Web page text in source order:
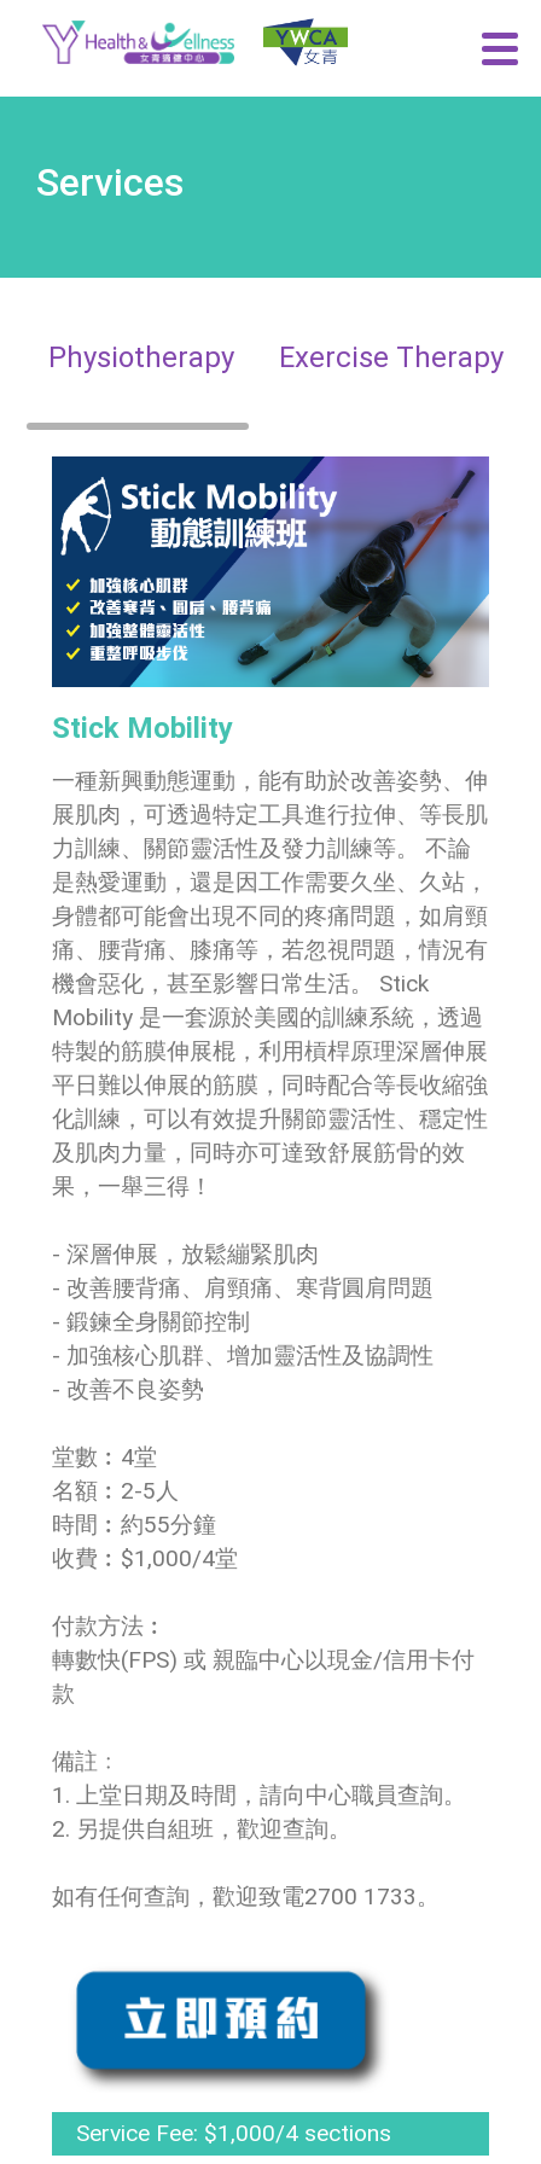
Services
Physiotherapy Exercise Therapy
Stick Mobility
一種新興動態運動，能有助於改善姿勢、伸
展肌肉，可透過特定工具進行拉伸、等長肌
力訓練、關節靈活性及發力訓練等。 不論
是熱愛運動，還是因工作需要久坐、久站，
身體都可能會出現不同的疼痛問題，如肩頸
痛、腰背痛、膝痛等，若忽視問題，情況有
機會惡化，甚至影響日常生活。 Stick
Mobility 是一套源於美國的訓練系統，透過
特製的筋膜伸展棍，利用槓桿原理深層伸展
平日難以伸展的筋膜，同時配合等長收縮強
化訓練，可以有效提升關節靈活性、穩定性
及肌肉力量，同時亦可達致舒展筋骨的效
果，一舉三得！
- 深層伸展，放鬆繃緊肌肉
- 改善腰背痛、肩頸痛、寒背圓肩問題
- 鍛鍊全身關節控制
- 加強核心肌群、增加靈活性及協調性
- 改善不良姿勢
堂數︰4堂
名額︰2-5人
時間︰約55分鐘
收費︰$1,000/4堂
付款方法︰
轉數快(FPS) 或 親臨中心以現金/信用卡付
款
備註﹕
1. 上堂日期及時間，請向中心職員查詢。
2. 另提供自組班，歡迎查詢。
如有任何查詢，歡迎致電2700 1733。
Service Fee: $1,000/4 sections